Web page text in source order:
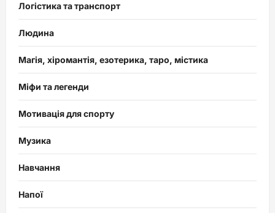
Логістика та транспорт
Людина
Магія, хіромантія, езотерика, таро, містика
Міфи та легенди
Мотивація для спорту
Музика
Навчання
Напої